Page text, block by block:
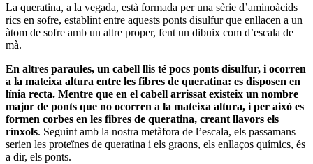
La queratina, a la vegada, està formada per una sèrie d’aminoàcids
rics en sofre, establint entre aquests ponts disulfur que enllacen a un
àtom de sofre amb un altre proper, fent un dibuix com d’escala de
mà.
En altres paraules, un cabell llis té pocs ponts disulfur, i ocorren
a la mateixa altura entre les fibres de queratina: es disposen en
línia recta. Mentre que en el cabell arrissat existeix un nombre
major de ponts que no ocorren a la mateixa altura, i per això es
formen corbes en les fibres de queratina, creant llavors els
rínxols. Seguint amb la nostra metàfora de l’escala, els passamans
serien les proteïnes de queratina i els graons, els enllaços químics, és
a dir, els ponts.